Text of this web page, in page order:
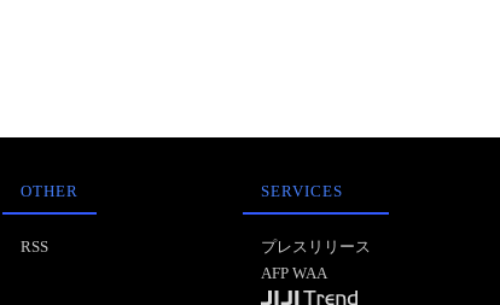
OTHER
RSS
SERVICES
プレスリリース
AFP WAA